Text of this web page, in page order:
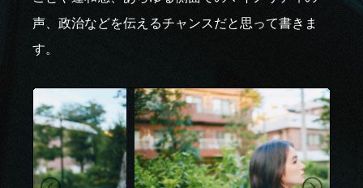
声、政治などを伝えるチャンスだと思って書きま
す。